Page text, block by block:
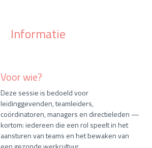
Informatie
Voor wie?
Deze sessie is bedoeld voor
leidinggevenden, teamleiders,
coördinatoren, managers en directieleden —
kortom: iedereen die een rol speelt in het
aansturen van teams en het bewaken van